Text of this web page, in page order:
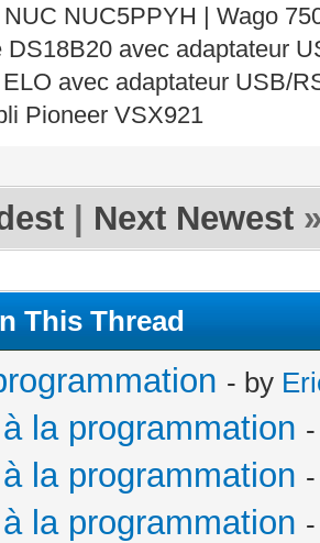
NUC5PPYH | Wago
DS18B20 avec adaptateur
avec adaptateur USB/
Pioneer VSX921
Next Newest
This Thread
- by
la programmation
la programmation
la programmation